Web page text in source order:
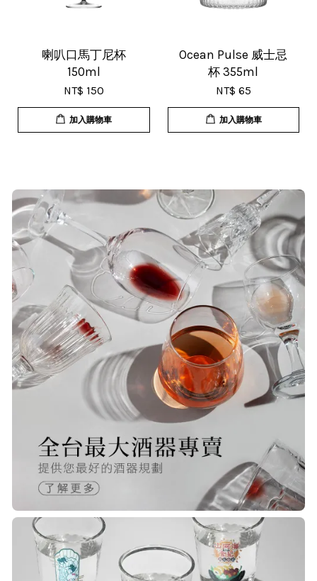
效率，現在買調酒用品都會優先選購
T***
貨速度快，商品品質也很ok，價格又
超值，值得推薦大家購買
S***
20/Nov/2025 10:10 am
很快就收到商品了，出貨速度相當
快，下單後很快就出貨了，商品包裝
完整，價錢也相當的不錯，值得推薦
R***
21/Nov/2025 05:25 pm
已經回購無數次，賣家態度良好，有
喇叭口馬丁尼杯
150ml
NT$ 150
加入購物車
Ocean Pulse 威士忌
杯 355ml
NT$ 65
加入購物車